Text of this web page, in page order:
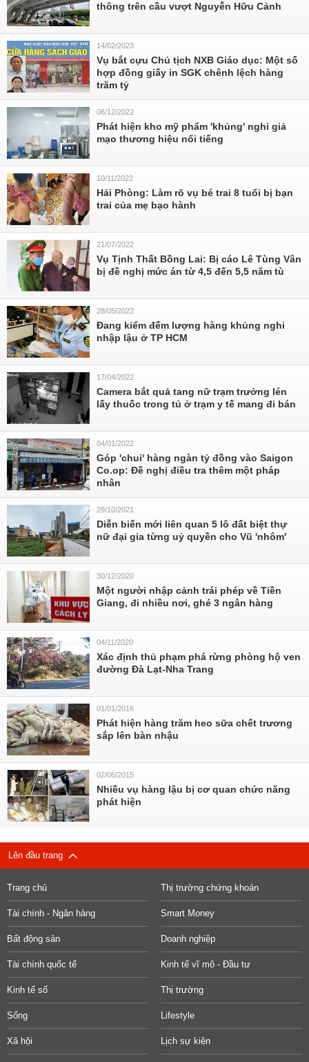
thông trên cầu vượt Nguyễn Hữu Cảnh
14/02/2023
Vụ bắt cựu Chủ tịch NXB Giáo dục: Một số
hợp đồng giấy in SGK chênh lệch hàng
trăm tỷ
06/12/2022
Phát hiện kho mỹ phẩm 'khủng' nghi giả
mạo thương hiệu nổi tiếng
10/11/2022
Hải Phòng: Làm rõ vụ bé trai 8 tuổi bị bạn
trai của mẹ bạo hành
21/07/2022
Vụ Tịnh Thất Bồng Lai: Bị cáo Lê Tùng Vân
bị đề nghị mức án từ 4,5 đến 5,5 năm tù
28/05/2022
Đang kiểm đếm lượng hàng khủng nghi
nhập lậu ở TP HCM
17/04/2022
Camera bắt quả tang nữ trạm trưởng lén
lấy thuốc trong tủ ở trạm y tế mang đi bán
04/01/2022
Góp 'chui' hàng ngàn tỷ đồng vào Saigon
Co.op: Đề nghị điều tra thêm một pháp
nhân
29/10/2021
Diễn biến mới liên quan 5 lô đất biệt thự
nữ đại gia từng uỷ quyền cho Vũ 'nhôm'
30/12/2020
Một người nhập cảnh trái phép về Tiền
Giang, đi nhiều nơi, ghé 3 ngân hàng
04/11/2020
Xác định thủ phạm phá rừng phòng hộ ven
đường Đà Lạt-Nha Trang
01/01/2016
Phát hiện hàng trăm heo sữa chết trương
sắp lên bàn nhậu
02/06/2015
Nhiều vụ hàng lậu bị cơ quan chức năng
phát hiện
Lên đầu trang
Trang chủ Thị trường chứng khoán
Tài chính - Ngân hàng Smart Money
Bất động sản Doanh nghiệp
Tài chính quốc tế Kinh tế vĩ mô - Đầu tư
Kinh tế số Thị trường
Sống Lifestyle
Xã hội Lịch sự kiện